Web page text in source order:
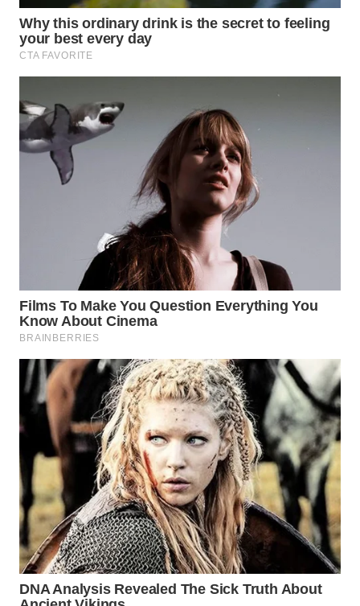
WN
SURABAYA
NATUNA
WN
BINTAN
LIKUPANG
WN
LABUANBAJO
WN
BORNEO
Media
Group
WAHANA
NEWS
WAHANA
TANI